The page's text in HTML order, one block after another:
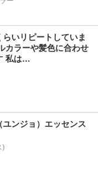
いリピートしていま
カラーや髪色に合わせ
私は…
ンジョ）エッセンス
)